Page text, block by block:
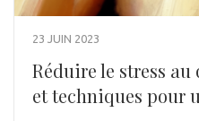
23 JUIN 2023
Réduire le stress
et techniques pour